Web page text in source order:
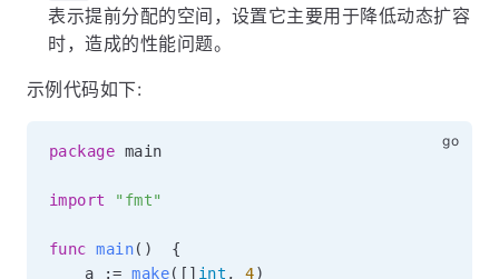
表示提前分配的空间，设置它主要用于降低动态扩容
时，造成的性能问题。
示例代码如下:
package main
import "fmt"
func main( )
{
	a
:= make( [ ] int , 4)